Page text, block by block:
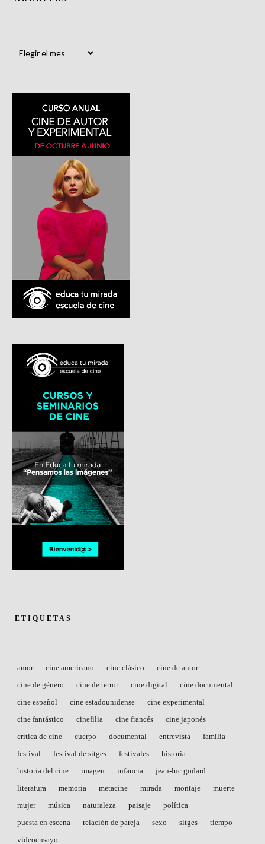
ETIQUETAS
amor cine americano cine clásico
cine de autor
cine de género
cine de terror cine digital
cine documental
cine español
cine estadounidense
cine experimental
cine fantástico
cinefilia cine francés
cine japonés
crítica de cine
cuerpo documental entrevista
familia
festival
festival de sitges festivales
historia
historia del cine
imagen infancia
jean-luc godard
literatura
memoria metacine mirada montaje
muerte
mujer
música naturaleza paisaje
política
puesta en escena
relación de pareja sexo sitges
tiempo
videoensayo